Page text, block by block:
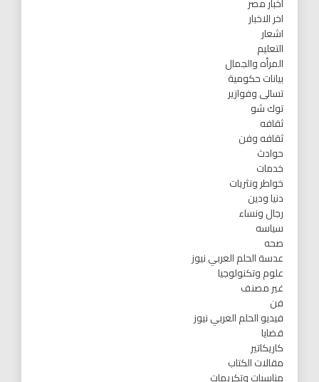
اخر الاخبار
اشعار
التعليم
المرأه والجمال
بيانات حكومية
تسالى وفوازير
توك شو
ثقافه
ثقافه وفن
حوادث
خدمات
خواطر ونثريات
دنيا ودين
رجال ونساء
سياسه
صحه
عدسة الحلم العربي نيوز
علوم وتكنولوجيا
غير مصنف
فن
فيديو الحلم العربي نيوز
قضايا
كاريكاتير
مقالات الكتاب
مناسبات وتكريمات